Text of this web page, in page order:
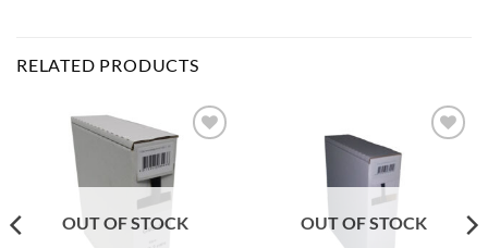
RELATED PRODUCTS
óskalista
OUT OF STOCK OUT OF STOCK